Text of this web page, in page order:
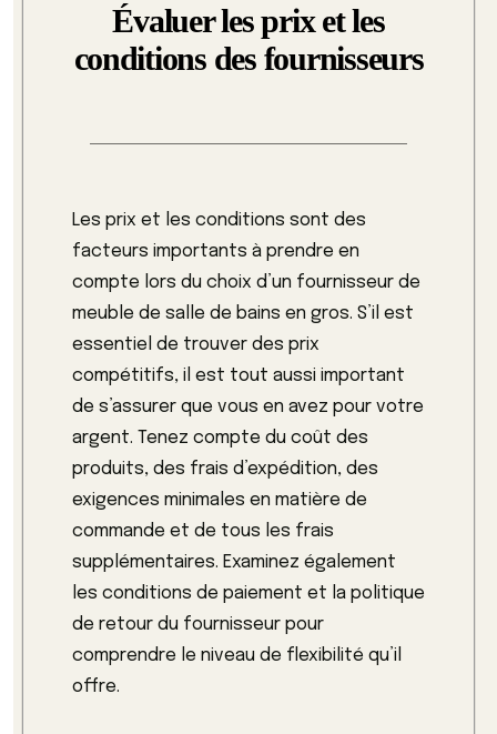
Évaluer les prix et les
conditions des fournisseurs
Les prix et les conditions sont des
facteurs importants à prendre en
compte lors du choix d’un fournisseur de
meuble de salle de bains en gros. S’il est
essentiel de trouver des prix
compétitifs, il est tout aussi important
de s’assurer que vous en avez pour votre
argent. Tenez compte du coût des
produits, des frais d’expédition, des
exigences minimales en matière de
commande et de tous les frais
supplémentaires. Examinez également
les conditions de paiement et la politique
de retour du fournisseur pour
comprendre le niveau de flexibilité qu’il
offre.